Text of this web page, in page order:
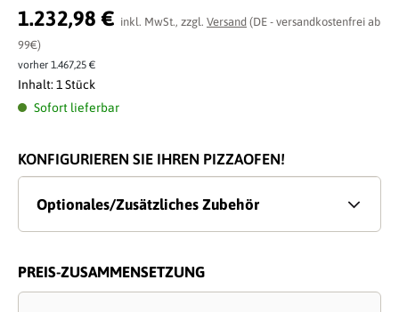
Durchschnittliche Bewertung von 0 von 5 Sternen
1.232,98 € inkl. MwSt., zzgl. Versand (DE - versandkostenfrei ab
99€)
vorher 1.467,25 €
Inhalt: 1 Stück
Sofort lieferbar
KONFIGURIEREN SIE IHREN PIZZAOFEN!
Optionales/Zusätzliches Zubehör
PREIS-ZUSAMMENSETZUNG